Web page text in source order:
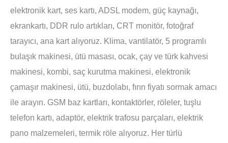
elektronik kart, ses kartı, ADSL modem, güç kaynağı,
ekrankartı, DDR rulo artıkları, CRT monitör, fotoğraf
tarayıcı, ana kart alıyoruz. Klima, vantilatör, 5 programlı
bulaşık makinesi, ütü masası, ocak, çay ve türk kahvesi
makinesi, kombi, saç kurutma makinesi, elektronik
çamaşır makinesi, ütü, buzdolabı, fırın fiyatı sormak amacı
ile arayın. GSM baz kartları, kontaktörler, röleler, tuşlu
telefon kartı, adaptör, elektrik trafosu parçaları, elektrik
pano malzemeleri, termik röle alıyoruz. Her türlü